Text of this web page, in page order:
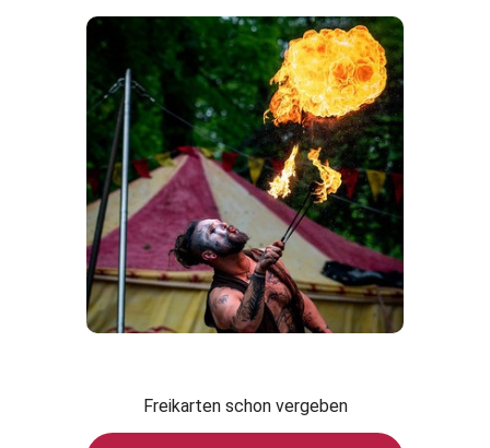
Freikarten schon vergeben